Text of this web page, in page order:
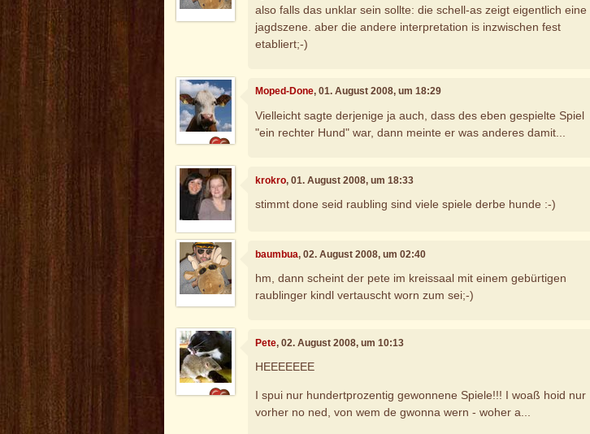
also falls das unklar sein sollte: die schell-as zeigt eigentlich eine
jagdszene. aber die andere interpretation is inzwischen fest
etabliert;-)
Moped-Done, 01. August 2008, um 18:29
Vielleicht sagte derjenige ja auch, dass des eben gespielte Spiel
"ein rechter Hund" war, dann meinte er was anderes damit...
krokro, 01. August 2008, um 18:33
stimmt done seid raubling sind viele spiele derbe hunde :-)
baumbua, 02. August 2008, um 02:40
hm, dann scheint der pete im kreissaal mit einem gebürtigen
raublinger kindl vertauscht worn zum sei;-)
Pete, 02. August 2008, um 10:13
HEEEEEEE
I spui nur hundertprozentig gewonnene Spiele!!! I woaß hoid nur
vorher no ned, von wem de gwonna wern - woher a...